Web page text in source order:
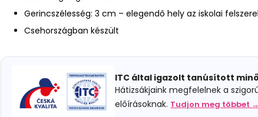
Gerincszélesség: 3 cm – elegendő hely az iskolai
Csehországban készült
ITC által igazolt tanúsított
Hátizsákjaink megfelelnek a
előírásoknak. Tudjon meg többet →